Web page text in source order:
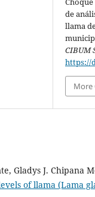
de
llama
CIBUM
https://
More
Gladys J. Chipana
of llama (Lama